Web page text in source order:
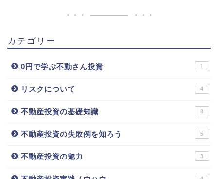
カテゴリー
0円で学ぶ不動さん投資 1
リスクについて 4
不動産投資の基礎知識 8
不動産投資の失敗例を知ろう 5
不動産投資の魅力 3